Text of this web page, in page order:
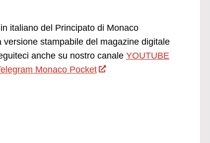
italiano del Principato di Monaco
versione stampabile del magazine digitale
anche su nostro canale YOUTUBE
Monaco Pocket